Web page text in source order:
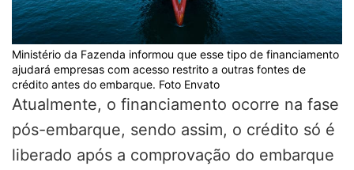
Ministério da Fazenda informou que esse tipo de financiamento
ajudará empresas com acesso restrito a outras fontes de
crédito antes do embarque. Foto Envato
Atualmente, o financiamento ocorre na fase
pós-embarque, sendo assim, o crédito só é
liberado após a comprovação do embarque